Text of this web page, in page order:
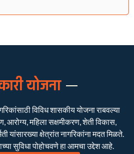
योजना
विविध शासकीय योजना राबवल्या
आरोग्य, महिला सक्षमीकरण, शेती विकास,
यांसारख्या क्षेत्रांत नागरिकांना मदत मिळते.
सुविधा पोहोचवणे हा आमचा उद्देश आहे.